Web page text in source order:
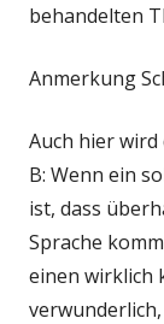
behandelten
Anmerkung
Auch hier wird
B: Wenn ein
ist, dass
Sprache
einen wirklich